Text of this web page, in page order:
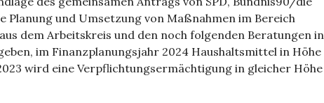
Planung und Umsetzung von Maßnahmen im Bereich
dem Arbeitskreis und den noch folgenden Beratungen in
im Finanzplanungsjahr 2024 Haushaltsmittel in Höhe
wird eine Verpflichtungsermächtigung in gleicher Höhe